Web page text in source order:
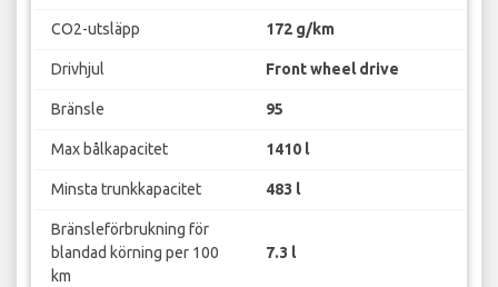
CO2-utsläpp 172 g/km
Drivhjul Front wheel drive
Bränsle 95
Max bålkapacitet 1410 l
Minsta trunkkapacitet 483 l
Bränsleförbrukning för
blandad körning per 100
km
7.3 l